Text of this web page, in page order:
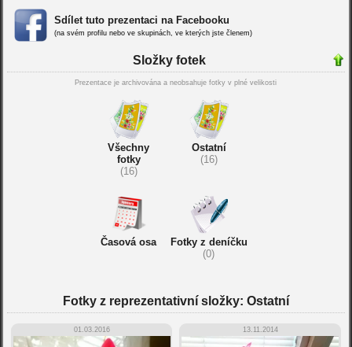
Sdílet tuto prezentaci na Facebooku
(na svém profilu nebo ve skupinách, ve kterých jste členem)
Složky fotek
Prezentace je archivována a neobsahuje fotky v plné velikosti
Všechny
fotky
(16)
Ostatní
(16)
Časová osa
Fotky z deníčku
(0)
Fotky z reprezentativní složky: Ostatní
01.03.2016 13.11.2014